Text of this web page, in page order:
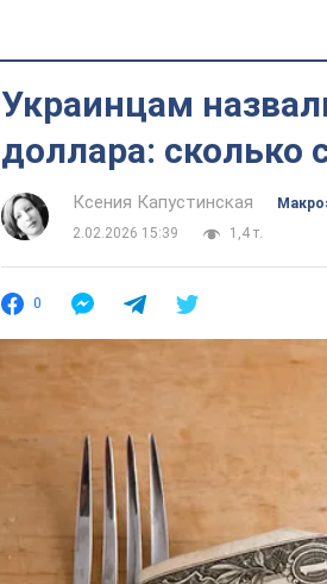
Украинцам
доллара: сколько
Ксения Капустинская
2.02.2026 15:39
1,4 т.
0